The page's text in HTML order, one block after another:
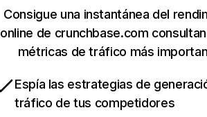
Consigue una instantánea del
online de crunchbase.com
métricas de tráfico más
Espía las estrategias de
tráfico de tus competidores